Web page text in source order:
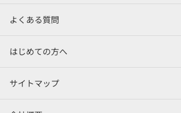
よくある質問
はじめての方へ
サイトマップ